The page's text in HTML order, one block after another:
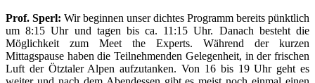
Prof. Sperl: Wir beginnen unser dichtes Programm bereits pünktlich
um 8:15 Uhr und tagen bis ca. 11:15 Uhr. Danach besteht die
Möglichkeit zum Meet the Experts. Während der kurzen
Mittagspause haben die Teilnehmenden Gelegenheit, in der frischen
Luft der Ötztaler Alpen aufzutanken. Von 16 bis 19 Uhr geht es